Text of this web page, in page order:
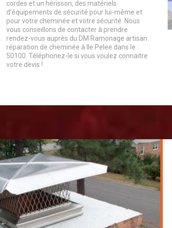
cordes et un hérisson, des matériels
d’équipements de sécurité pour lui-même et
pour votre cheminée et votre sécurité. Nous
vous conseillons de contacter à prendre
rendez-vous auprès du DM Ramonage artisan
réparation de cheminée à Ile Pelee dans le
50100. Téléphonez-le si vous voulez connaitre
votre devis !